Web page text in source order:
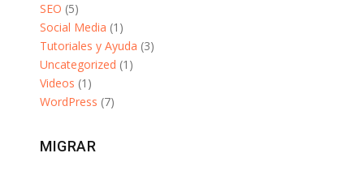
SEO (5)
Social Media (1)
Tutoriales y Ayuda (3)
Uncategorized (1)
Videos (1)
WordPress (7)
MIGRAR